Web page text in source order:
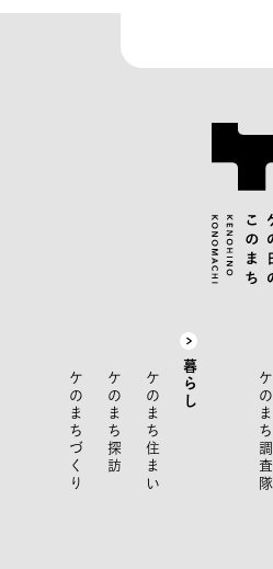
ケのまち調査隊
暮らし
ケのまち住まい
ケのまち探訪
ケのまちづくり